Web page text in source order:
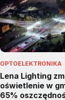
OPTOELEKTRONIKA
Lena Lighting
oświetlenie w
65%